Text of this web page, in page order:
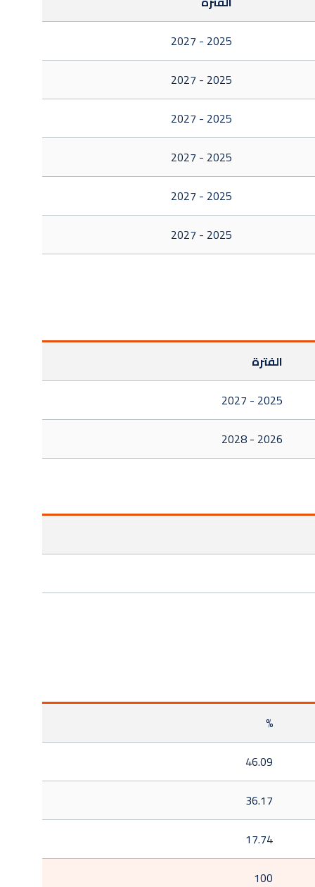
2025 - 2027
2025 - 2027
2025 - 2027
2025 - 2027
2025 - 2027
2025 - 2027
الفترة
2025 - 2027
2026 - 2028
%
46.09
36.17
17.74
100